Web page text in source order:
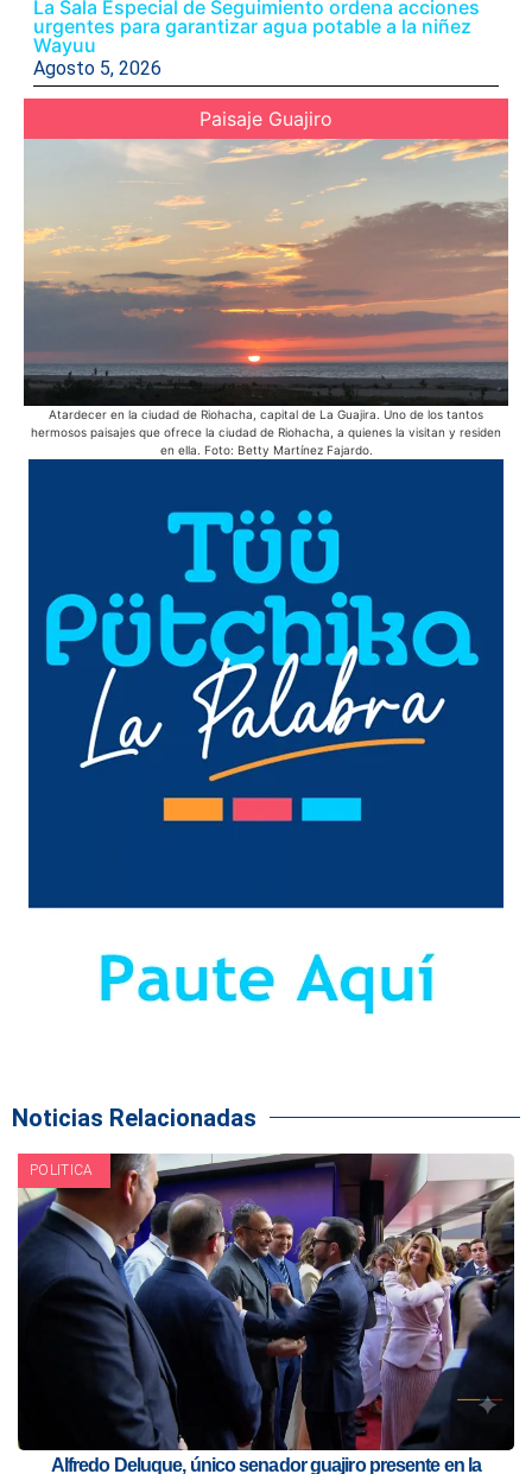
La Sala Especial de Seguimiento ordena acciones
urgentes para garantizar agua potable a la niñez
Wayuu
Agosto 5, 2026
Paisaje Guajiro
Atardecer en la ciudad de Riohacha, capital de La Guajira. Uno de los tantos
hermosos paisajes que ofrece la ciudad de Riohacha, a quienes la visitan y residen
en ella. Foto: Betty Martínez Fajardo.
Noticias Relacionadas
POLITICA
Alfredo Deluque, único senador guajiro presente en la